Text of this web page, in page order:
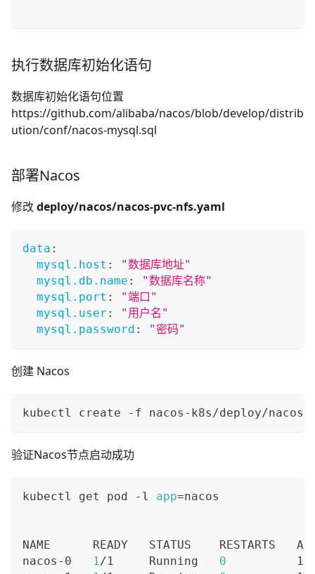
执行数据库初始化语句
数据库初始化语句位置
https://github.com/alibaba/nacos/blob/develop/distrib
ution/conf/nacos-mysql.sql
部署Nacos
修改deploy/nacos/nacos-pvc-nfs.yaml
data :
mysql.host :
"数据库地址"
mysql.db.name :
"数据库名称"
mysql.port :
"端口"
mysql.user :
"用户名"
mysql.password : "密码"
创建 Nacos
kubectl create -f nacos-k8s/deploy/nacos/
验证Nacos节点启动成功
kubectl get pod -l app=nacos
NAME      READY   STATUS    RESTARTS
nacos-0
1/1     Running 0